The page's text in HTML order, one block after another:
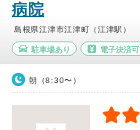
病院
島根県江津市江津町（江津駅）
駐車場あり 電子決済可
朝（8:30〜）